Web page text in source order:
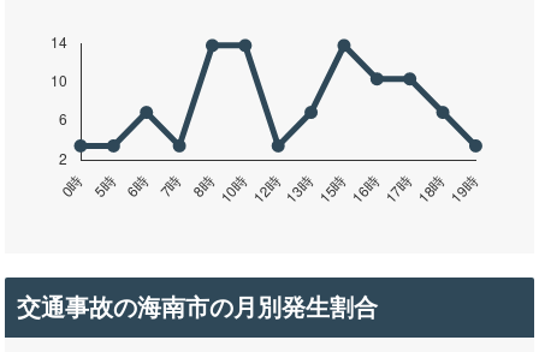
交通事故の海南市の月別発生割合